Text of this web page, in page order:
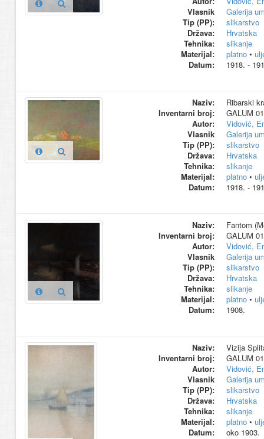
Vlasnik
Galerija
Tip (PP):
slikarstvo
Država:
Hrvatska
Tehnika:
slikanje
Materijal:
platno•
Datum:
1918. -
Naziv:
Ribarski
Inventarni broj:
GALUM
Autor:
Vidović,
Vlasnik
Galerija
Tip (PP):
slikarstvo
Država:
Hrvatska
Tehnika:
slikanje
Materijal:
platno•
Datum:
1918. -
Naziv:
Fantom
Inventarni broj:
GALUM
Autor:
Vidović,
Vlasnik
Galerija
Tip (PP):
slikarstvo
Država:
Hrvatska
Tehnika:
slikanje
Materijal:
platno•
Datum:
1908.
Naziv:
Vizija
Inventarni broj:
GALUM
Autor:
Vidović,
Vlasnik
Galerija
Tip (PP):
slikarstvo
Država:
Hrvatska
Tehnika:
slikanje
Materijal:
platno•
Datum:
oko 1903.